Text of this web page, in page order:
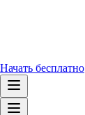
Начать бесплатно